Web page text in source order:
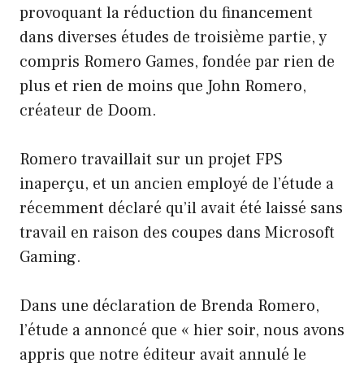
provoquant la réduction du financement
dans diverses études de troisième partie, y
compris Romero Games, fondée par rien de
plus et rien de moins que John Romero,
créateur de Doom.
Romero travaillait sur un projet FPS
inaperçu, et un ancien employé de l’étude a
récemment déclaré qu’il avait été laissé sans
travail en raison des coupes dans Microsoft
Gaming.
Dans une déclaration de Brenda Romero,
l’étude a annoncé que « hier soir, nous avons
appris que notre éditeur avait annulé le